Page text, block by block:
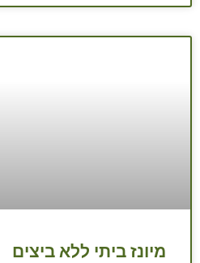
מיונז ביתי ללא ביצים